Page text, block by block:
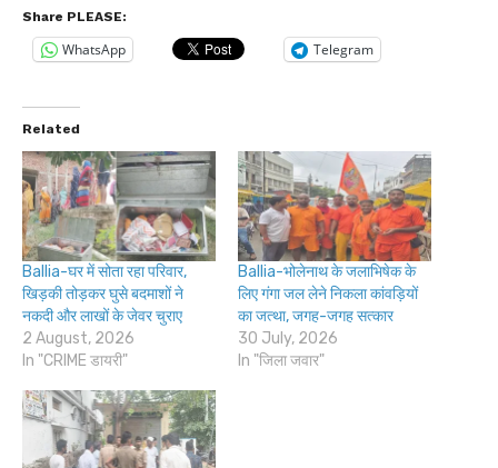
Share PLEASE:
WhatsApp Telegram
Related
Ballia-घर में सोता रहा परिवार,
खिड़की तोड़कर घुसे बदमाशों ने
नकदी और लाखों के जेवर चुराए
2 August, 2026
In "CRIME डायरी"
Ballia-भोलेनाथ के जलाभिषेक के
लिए गंगा जल लेने निकला कांवड़ियों
का जत्था, जगह-जगह सत्कार
30 July, 2026
In "जिला जवार"